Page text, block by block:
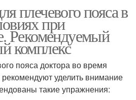
плечевого пояса в
при
Рекомендуемый
комплекс
пояса доктора во время
уделить внимание
такие упражнения: